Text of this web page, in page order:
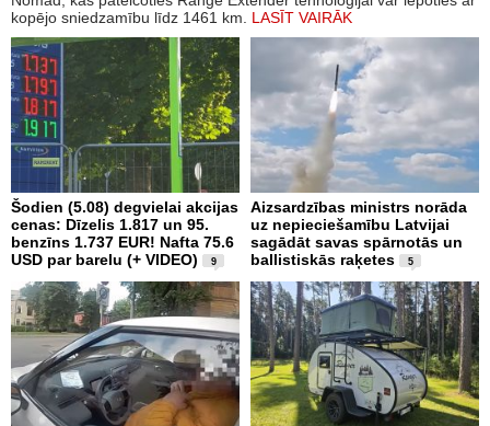
kopējo sniedzamību līdz 1461 km. LASĪT VAIRĀK
Šodien (5.08) degvielai akcijas
cenas: Dīzelis 1.817 un 95.
benzīns 1.737 EUR! Nafta 75.6
USD par barelu (+ VIDEO)
9
Aizsardzības ministrs norāda
uz nepieciešamību Latvijai
sagādāt savas spārnotās un
ballistiskās raķetes
5